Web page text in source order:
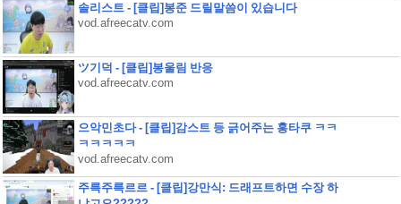
솔리스트 - [클립]봉준 드릴말씀이 있습니다
vod.afreecatv.com
ツ기덕 - [클립]봉울림 반응
vod.afreecatv.com
으악민초다 - [클립]감스트 등 긁어주는 홍타쿠 ㅋㅋ
ㅋㅋㅋㅋㅋ
vod.afreecatv.com
주륵주륵르르 - [클립]강만식: 드래프트하면 수장 하